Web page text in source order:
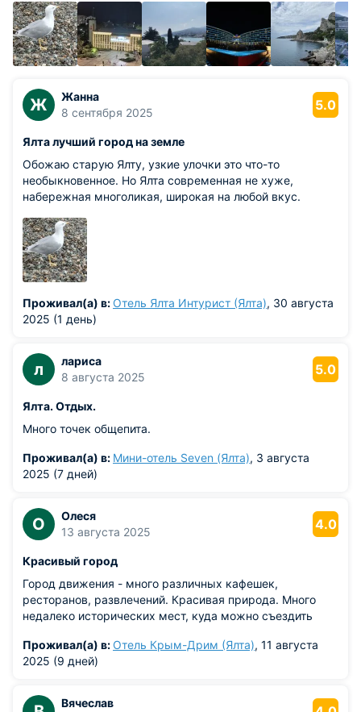
Ж
Жанна
8 сентября 2025
5.0
Ялта лучший город на земле
Обожаю старую Ялту, узкие улочки это что-то
необыкновенное. Но Ялта современная не хуже,
набережная многоликая, широкая на любой вкус.
Проживал(а) в: Отель Ялта Интурист (Ялта), 30 августа
2025 (1 день)
л
лариса
8 августа 2025
5.0
Ялта. Отдых.
Много точек общепита.
Проживал(а) в: Мини-отель Seven (Ялта), 3 августа
2025 (7 дней)
О
Олеся
13 августа 2025
4.0
Красивый город
Город движения - много различных кафешек,
ресторанов, развлечений. Красивая природа. Много
недалеко исторических мест, куда можно съездить
Проживал(а) в: Отель Крым-Дрим (Ялта), 11 августа
2025 (9 дней)
Вячеслав